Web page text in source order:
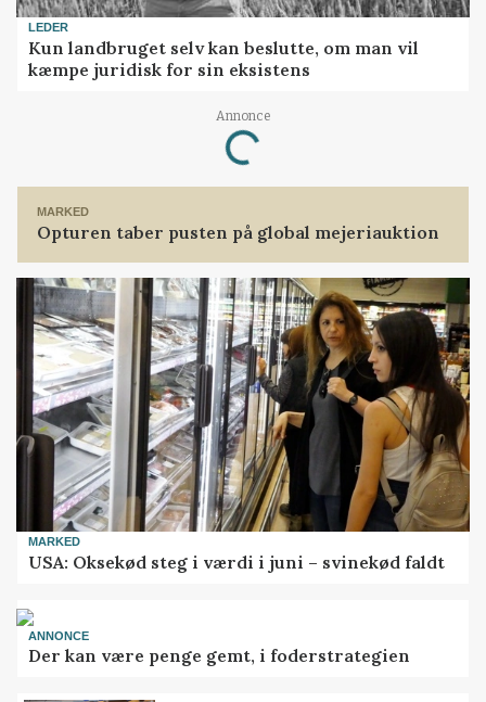
LEDER
Kun landbruget selv kan beslutte, om man vil
kæmpe juridisk for sin eksistens
Annonce
Loading...
MARKED
Opturen taber pusten på global mejeriauktion
MARKED
USA: Oksekød steg i værdi i juni – svinekød faldt
ANNONCE
Der kan være penge gemt, i foderstrategien